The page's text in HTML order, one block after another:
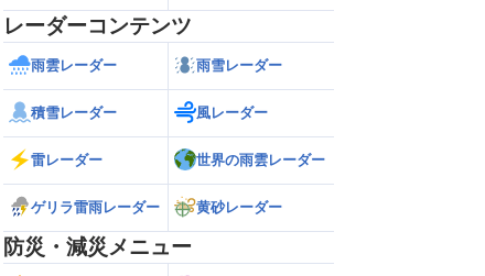
レーダーコンテンツ
雨雲レーダー 雨雪レーダー
積雪レーダー 風レーダー
雷レーダー 世界の雨雲レーダー
ゲリラ雷雨レーダー 黄砂レーダー
防災・減災メニュー